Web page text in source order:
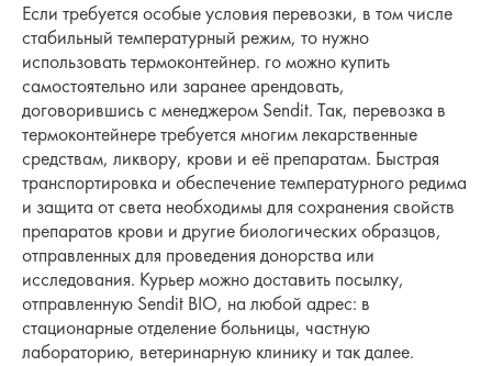
Если требуется особые условия перевозки, в том числе
стабильный температурный режим, то нужно
использовать термоконтейнер. го можно купить
самостоятельно или заранее арендовать,
договорившись с менеджером Sendit. Так, перевозка в
термоконтейнере требуется многим лекарственные
средствам, ликвору, крови и её препаратам. Быстрая
транспортировка и обеспечение температурного редима
и защита от света необходимы для сохранения свойств
препаратов крови и другие биологических образцов,
отправленных для проведения донорства или
исследования. Курьер можно доставить посылку,
отправленную Sendit BIO, на любой адрес: в
стационарные отделение больницы, частную
лабораторию, ветеринарную клинику и так далее.